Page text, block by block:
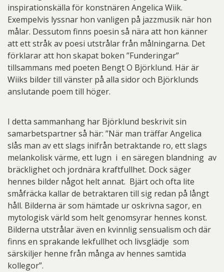
inspirationskälla för konstnären Angelica Wiik.
Exempelvis lyssnar hon vanligen på jazzmusik när hon
målar. Dessutom finns poesin så nära att hon känner
att ett stråk av poesi utstrålar från målningarna. Det
förklarar att hon skapat boken ”Funderingar”
tillsammans med poeten Bengt O Björklund. Här är
Wiiks bilder till vänster på alla sidor och Björklunds
anslutande poem till höger.
I detta sammanhang har Björklund beskrivit sin
samarbetspartner så här: ”När man träffar Angelica
slås man av ett slags inifrån betraktande ro, ett slags
melankolisk värme, ett lugn i en säregen blandning av
bräcklighet och jordnära kraftfullhet. Dock säger
hennes bilder något helt annat. Bjärt och ofta lite
småfräcka kallar de betraktaren till sig redan på långt
håll. Bilderna är som hämtade ur oskrivna sagor, en
mytologisk värld som helt genomsyrar hennes konst.
Bilderna utstrålar även en kvinnlig sensualism och där
finns en sprakande lekfullhet och livsglädje som
särskiljer henne från många av hennes samtida
kollegor”.